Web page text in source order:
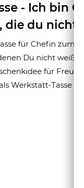
- Ich bin
die du nicht
für Chefin zum
Du nicht weißt,
für
Werkstatt-Tasse